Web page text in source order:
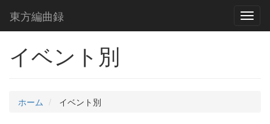
東方編曲録
イベント別
ホーム イベント別